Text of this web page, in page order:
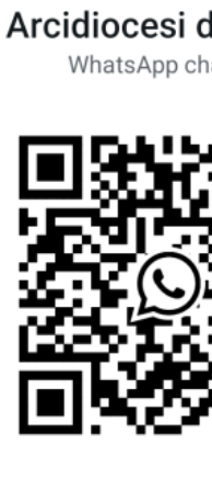
Scuola
in
Liceo
ore 18 - Fiano
in
mons.
ore 20.30 -
di don
in alcuni
alle ore